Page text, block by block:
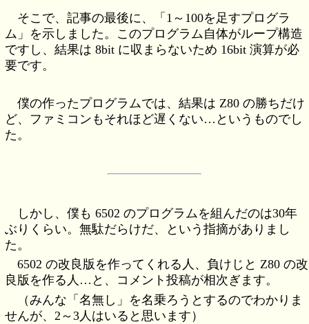
そこで、記事の最後に、「1～100を足すプログラ
ム」を示しました。このプログラム自体がループ構造
ですし、結果は 8bit に収まらないため 16bit 演算が必
要です。
僕の作ったプログラムでは、結果は Z80 の勝ちだけ
ど、ファミコンもそれほど遅くない…というものでし
た。
しかし、僕も 6502 のプログラムを組んだのは30年
ぶりくらい。無駄だらけだ、という指摘がありまし
た。
6502 の改良版を作ってくれる人、負けじと Z80 の改
良版を作る人…と、コメント投稿が相次ぎます。
（みんな「名無し」を名乗ろうとするのでわかりま
せんが、2～3人はいると思います）